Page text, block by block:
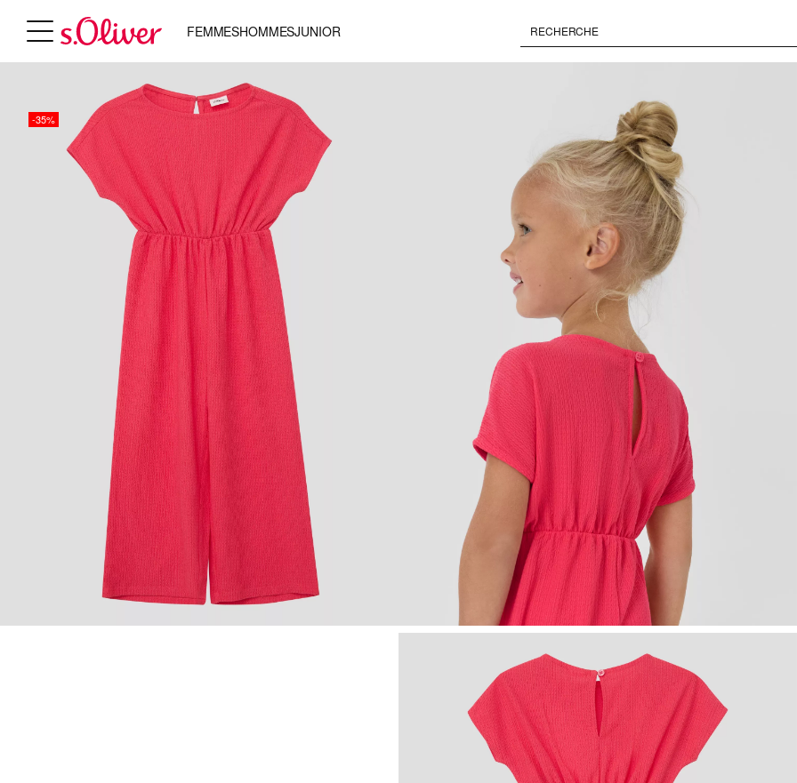
FEMMESHOMMESJUNIOR
-35%